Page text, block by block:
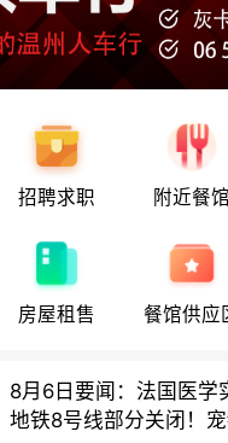
招聘求职 附近餐馆
房屋租售 餐馆供应
地铁8号线部分关闭！
炉！
巴黎地铁音乐家海选启
8月6日要闻：法国医学
地铁8号线部分关闭！